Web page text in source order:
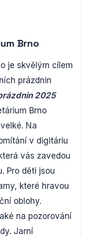
Brno
je skvělým cílem
prázdnin
2025
Brno
Na
v digitáriu
vás zavedou
Pro děti jsou
které hravou
oblohy.
na pozorování
Jarní